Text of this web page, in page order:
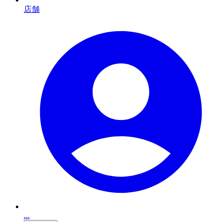
店舗
...